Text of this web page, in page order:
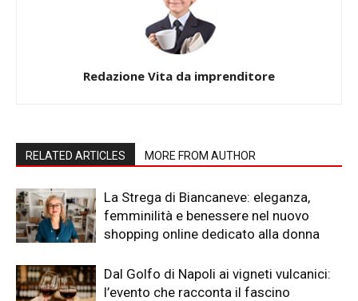
Redazione Vita da imprenditore
RELATED ARTICLES MORE FROM AUTHOR
La Strega di Biancaneve: eleganza,
femminilità e benessere nel nuovo
shopping online dedicato alla donna
Dal Golfo di Napoli ai vigneti vulcanici:
l’evento che racconta il fascino